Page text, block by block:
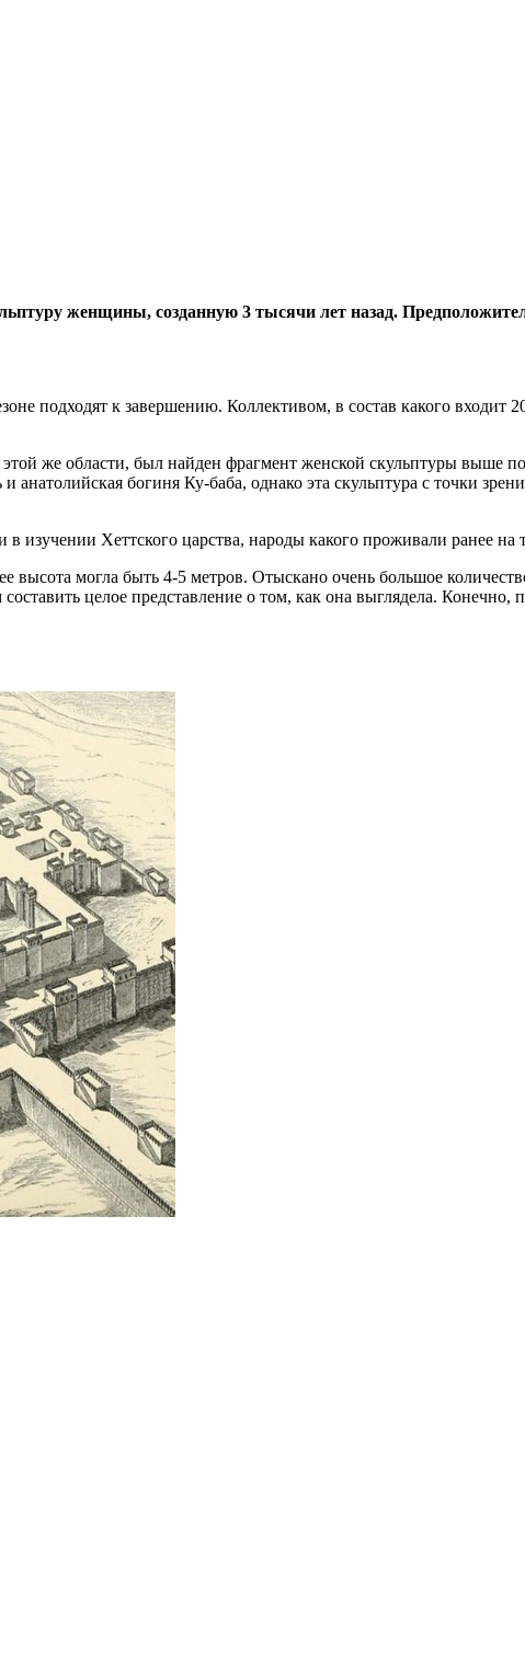
женщины, созданную 3 тысячи лет назад.
подходят к завершению. Коллективом, в состав какого входит
же области, был найден фрагмент женской скульптуры выше
богиня Ку-баба, однако эта скульптура с точки
изучении Хеттского царства, народы какого проживали ранее
высота могла быть 4-5 метров. Отыскано очень большое
целое представление о том, как она выглядела. Конечно,